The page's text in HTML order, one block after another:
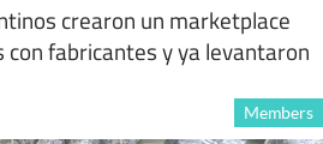
crearon un marketplace
con fabricantes y ya levantaron
Members